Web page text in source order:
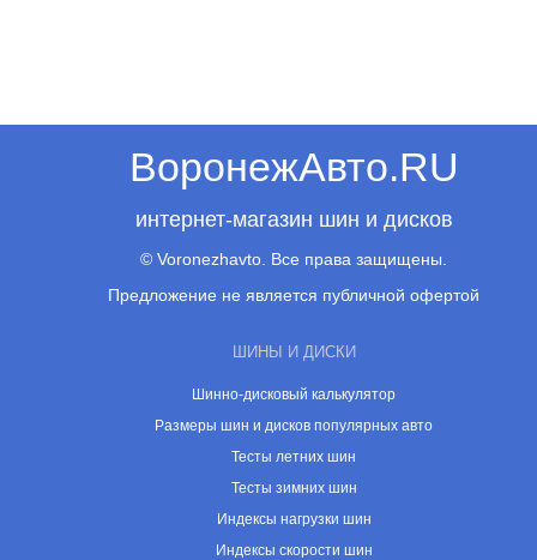
ВоронежАвто.RU
интернет-магазин шин и дисков
© Voronezhavto. Все права защищены.
Предложение не является публичной офертой
ШИНЫ И ДИСКИ
Шинно-дисковый калькулятор
Размеры шин и дисков популярных авто
Тесты летних шин
Тесты зимних шин
Индексы нагрузки шин
Индексы скорости шин